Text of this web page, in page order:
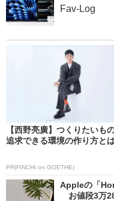
Fav-Log
【西野亮廣】つくりたいも
追求できる環境の作り方と
PR(FINCHI on GOETHE)
Appleの「
お値段3万